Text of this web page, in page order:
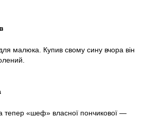
малюка. Купив свому сину вчора він
тепер «шеф» власної пончикової —